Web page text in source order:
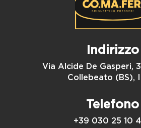
Indirizzo
Via Alcide De Gasperi,
Collebeato (BS),
Telefono
+39 030 25 10